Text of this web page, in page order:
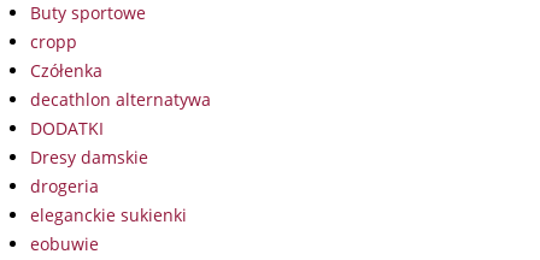
Buty sportowe
cropp
Czółenka
decathlon alternatywa
DODATKI
Dresy damskie
drogeria
eleganckie sukienki
eobuwie